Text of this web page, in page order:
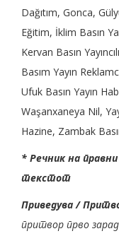
Dağıtım, Gonca,
Eğitim, İklim Basın
Kervan Basın
Basım Yayın
Ufuk Basın Yayın
Waşanxaneya Nil,
Hazine, Zambak
* Речник на
текстот
Приведува /
притвор прво